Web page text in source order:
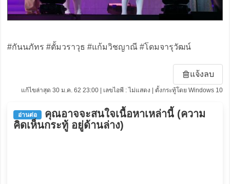
#กันนภัทร #ตั้มวราวุธ #แก้มวิชญาณี #โดมจารุวัฒน์
แจ้งลบ
แก้ไขล่าสุด 30 ม.ค. 62 23:00 | เลขไอพี : ไม่แสดง | ตั้งกระทู้โดย Windows 10
อ่านต่อ
คุณอาจจะสนใจเนื้อหาเหล่านี้ (ความ
คิดเห็นกระทู้ อยู่ด้านล่าง)